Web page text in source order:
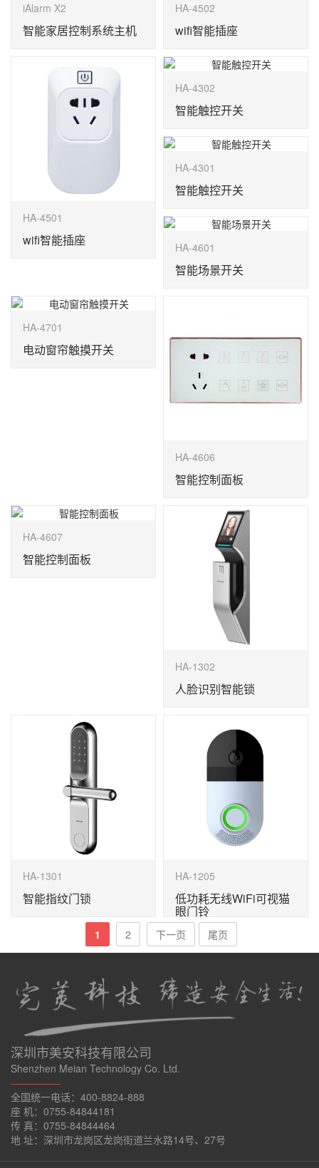
iAlarm X2
智能家居控制系统主机
HA-4502
wifi智能插座
HA-4501
wifi智能插座
HA-4302
智能触控开关
HA-4301
智能触控开关
HA-4601
智能场景开关
HA-4701
电动窗帘触摸开关
HA-4606
智能控制面板
HA-4607
智能控制面板
HA-1302
人脸识别智能锁
HA-1301
智能指纹门锁
HA-1205
低功耗无线WiFi可视猫
眼门铃
1 2 下一页 尾页
深圳市美安科技有限公司
Shenzhen Meian Technology Co. Ltd.
—————
全国统一电话：400-8824-888
座 机：0755-84844181
传 真：0755-84844464
地 址：深圳市龙岗区龙岗街道兰水路14号、27号